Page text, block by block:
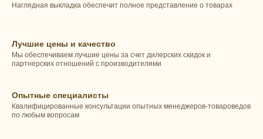
Наглядная выкладка обеспечит полное представление о товарах
Лучшие цены и качество
Мы обеспечиваем лучшие цены за счет дилерских скидок и
партнерских отношений с производителями
Опытные специалисты
Квалифицированные консультации опытных менеджеров-товароведов
по любым вопросам